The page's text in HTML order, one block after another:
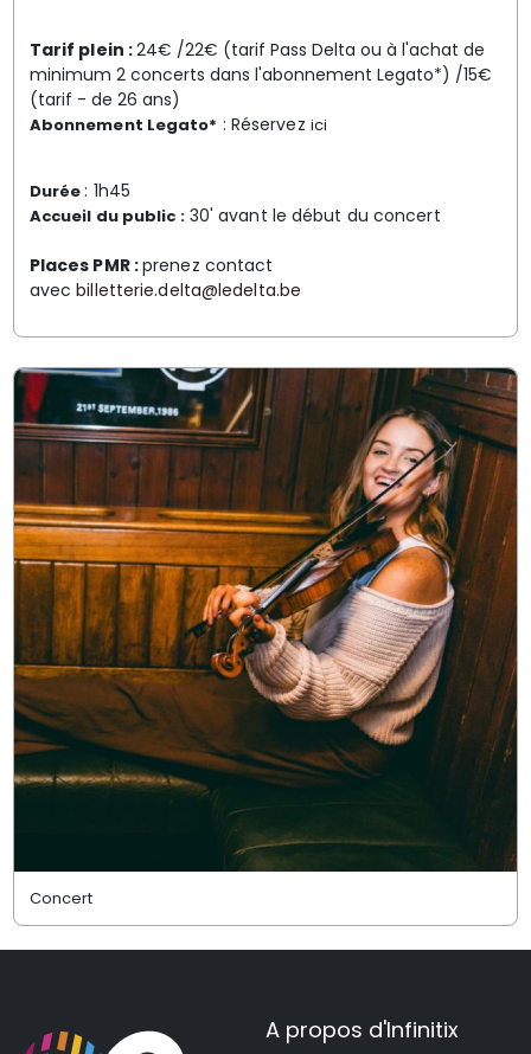
Tarif plein :24€ /22€ (tarif Pass Delta ou à l'achat de
minimum 2 concerts dans l'abonnement Legato*) /15€
(tarif - de 26 ans)
Abonnement Legato* : Réservez ici
Durée: 1h45
Accueil du public :30' avant le début du concert
Places PMR :prenez contact
avecbilletterie.delta@ledelta.be
Concert
A propos d'Infinitix